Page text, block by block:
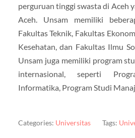
perguruan tinggi swasta di Aceh
Aceh. Unsam memiliki
Fakultas Teknik, Fakultas
Kesehatan, dan Fakultas Ilmu
Unsam juga memiliki program
internasional, seperti
Informatika, Program Studi
Categories: Universitas Tags: